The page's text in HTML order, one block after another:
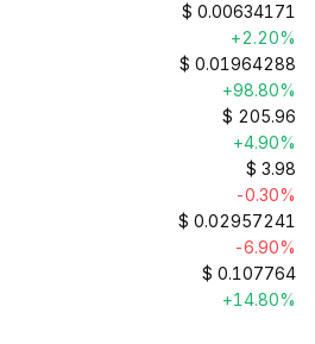
$ 0.00634171
+2.20%
$ 0.01964288
+98.80%
$ 205.96
+4.90%
$ 3.98
-0.30%
$ 0.02957241
-6.90%
$ 0.107764
+14.80%